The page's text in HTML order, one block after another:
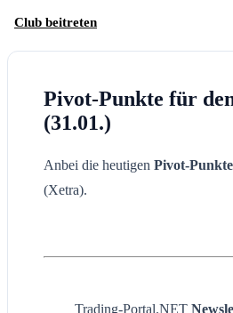
Club beitreten
Pivot-Punkte für
(31.01.)
Anbei die heutigen Pivot-Punkte
(Xetra).
Trading-Portal.NET